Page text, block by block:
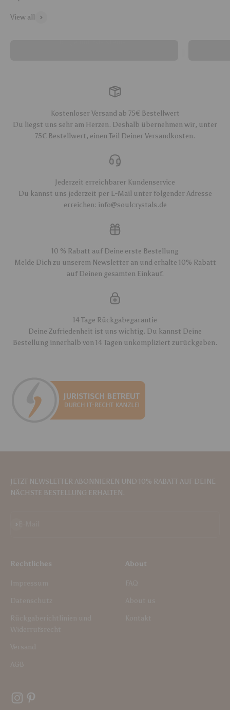
View all
Kostenloser Versand ab 75€ Bestellwert
Du liegst uns sehr am Herzen. Deshalb übernehmen wir, unter
75€ Bestellwert, einen Teil Deiner Versandkosten.
Jederzeit erreichbarer Kundenservice
Du kannst uns jederzeit per E-Mail unter folgender Adresse
erreichen: info@soulcrystals.de
10 % Rabatt auf Deine erste Bestellung
Melde Dich zu unserem Newsletter an und erhalte 10% Rabatt
auf Deinen gesamten Einkauf.
14 Tage Rückgabegarantie
Deine Zufriedenheit ist uns wichtig. Du kannst Deine
Bestellung innerhalb von 14 Tagen unkompliziert zurückgeben.
JETZT NEWSLETTER ABONNIEREN UND 10% RABATT AUF DEINE
NÄCHSTE BESTELLUNG ERHALTEN.
Abonnieren
Rechtliches About